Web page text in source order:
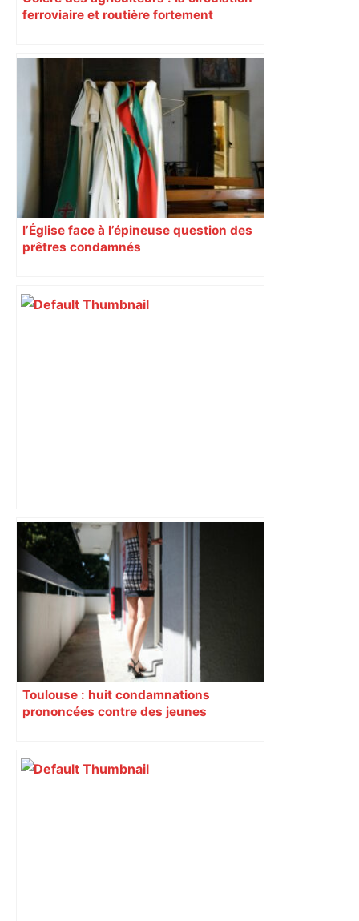
ferroviaire et routière fortement
l’Église face à l’épineuse question des
prêtres condamnés
Après la fusion avec la liste PS
Toulouse, le candidat LFI salue "une
dynamique qui nous oblige à la
responsabilité" – Franceinfo
Toulouse : huit condamnations
prononcées contre des jeunes